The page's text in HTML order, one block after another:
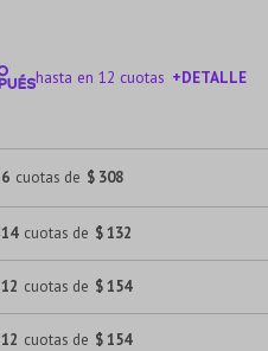
hasta en 12 cuotas +DETALLE
6 cuotas de $ 308
14 cuotas de $ 132
12 cuotas de $ 154
12 cuotas de $ 154